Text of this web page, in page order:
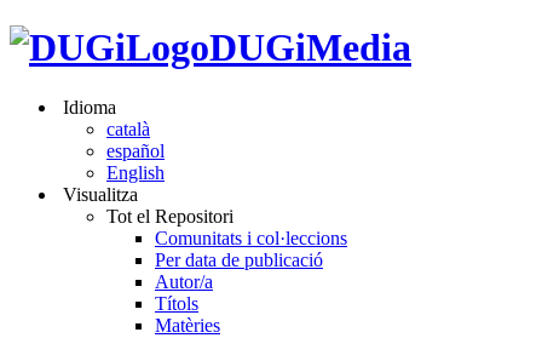
DUGiMedia
Idioma
català
español
English
Visualitza
Tot el Repositori
Comunitats i col·leccions
Per data de publicació
Autor/a
Títols
Matèries